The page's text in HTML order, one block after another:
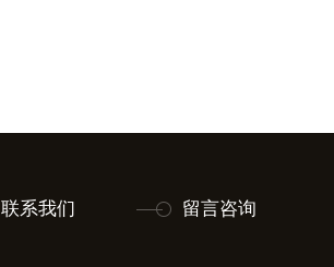
联系我们 留言咨询